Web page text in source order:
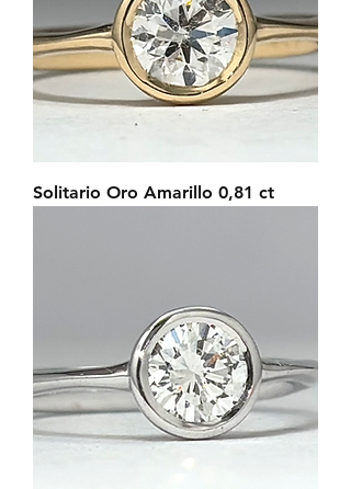
Solitario Oro Amarillo 0,81 ct